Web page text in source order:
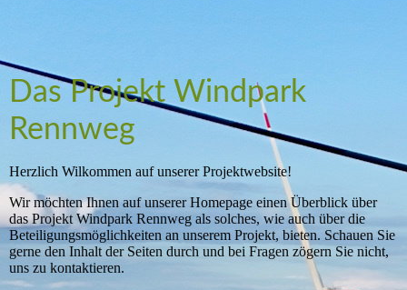
Das Projekt Windpark
Rennweg
Herzlich Wilkommen auf unserer Projektwebsite!
Wir möchten Ihnen auf unserer Homepage einen Überblick über
das Projekt Windpark Rennweg als solches, wie auch über die
Beteiligungsmöglichkeiten an unserem Projekt, bieten. Schauen Sie
gerne den Inhalt der Seiten durch und bei Fragen zögern Sie nicht,
uns zu kontaktieren.